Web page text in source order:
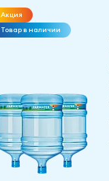
Акция
Товар в наличии